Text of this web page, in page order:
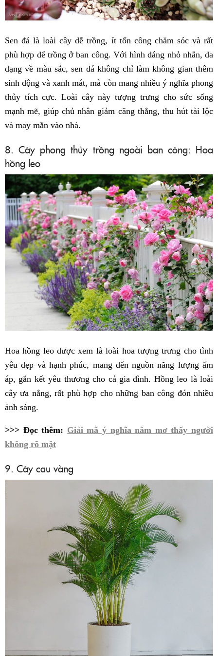
Sen đá là loài cây dễ trồng, ít tốn công chăm sóc và rất
phù hợp để trồng ở ban công. Với hình dáng nhỏ nhắn, đa
dạng về màu sắc, sen đá không chỉ làm không gian thêm
sinh động và xanh mát, mà còn mang nhiều ý nghĩa phong
thủy tích cực. Loài cây này tượng trưng cho sức sống
mạnh mẽ, giúp chủ nhân giảm căng thẳng, thu hút tài lộc
và may mắn vào nhà.
8. Cây phong thủy trồng ngoài ban công: Hoa
hồng leo
Hoa hồng leo được xem là loài hoa tượng trưng cho tình
yêu đẹp và hạnh phúc, mang đến nguồn năng lượng ấm
áp, gắn kết yêu thương cho cả gia đình. Hồng leo là loài
cây ưa nắng, rất phù hợp cho những ban công đón nhiều
ánh sáng.
>>> Đọc thêm: Giải mã ý nghĩa nằm mơ thấy người
không rõ mặt
9. Cây cau vàng